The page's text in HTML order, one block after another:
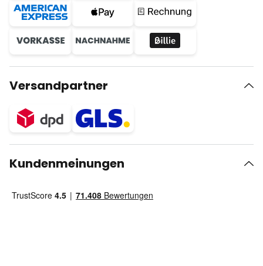
Versandpartner
Kundenmeinungen